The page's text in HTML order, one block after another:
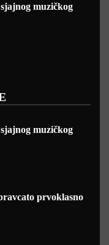
muzičkog
muzičkog
prvoklasno